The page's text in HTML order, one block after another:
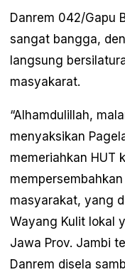
Danrem 042/Gapu
sangat bangga,
langsung
masyakarat.
“Alhamdulillah,
menyaksikan
memeriahkan HUT
masyarakat, yang
Wayang Kulit lokal
Jawa Prov. Jambi
Danrem disela